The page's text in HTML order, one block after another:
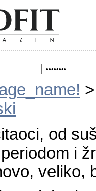
od
i
veliko,